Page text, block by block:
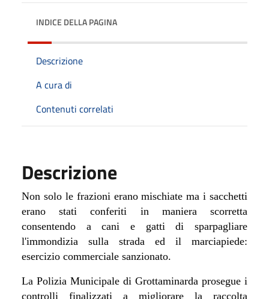
INDICE DELLA PAGINA
Descrizione
A cura di
Contenuti correlati
Descrizione
Non solo le frazioni erano mischiate ma i sacchetti
erano stati conferiti in maniera scorretta
consentendo a cani e gatti di sparpagliare
l'immondizia sulla strada ed il marciapiede:
esercizio commerciale sanzionato.
La Polizia Municipale di Grottaminarda prosegue i
controlli finalizzati a migliorare la raccolta